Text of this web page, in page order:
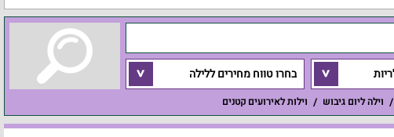
בחרו טווח מחירים ללילה
וילה ליום גיבוש וילות לאירועים קטנים